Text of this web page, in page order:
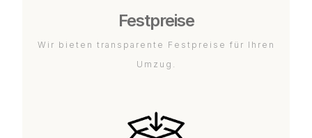
Festpreise
Wir bieten transparente Festpreise für Ihren
Umzug.